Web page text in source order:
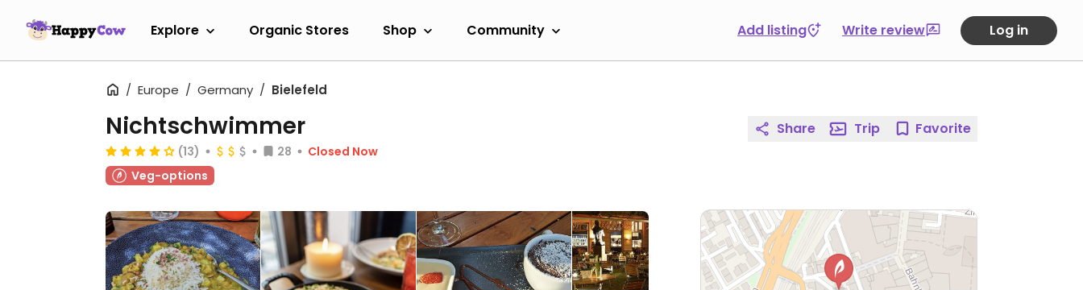
Explore Organic Stores Shop Community Add listing Write review Log in
Europe Germany Bielefeld
Nichtschwimmer
(13) 28
Closed Now
Veg-options
Share Trip Favorite